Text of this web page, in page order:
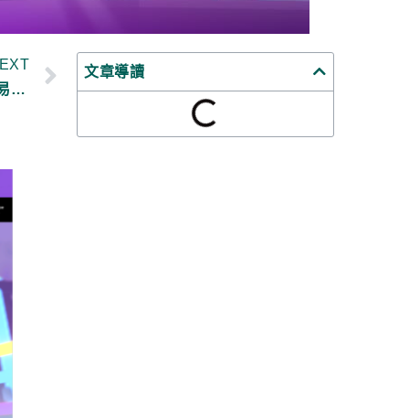
【幣圈新手教學】如何購買比特幣、加密貨幣？交易所推薦(Binance 幣安、MAX、Kucoin) 2022年10月更新
文章導讀